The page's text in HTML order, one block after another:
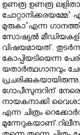
ഉണരൂ ഉണരൂ
മുരുകാ’എന്ന
സോഷ്യൽ
വിഷയമായത്.
കോപ്പിയടിയെന്ന
യതാര്‍ത്ഥഗാനവും
ഗോപീസുന്ദറിന്
നായകനാക്കി
എന്ന ചിത്രം